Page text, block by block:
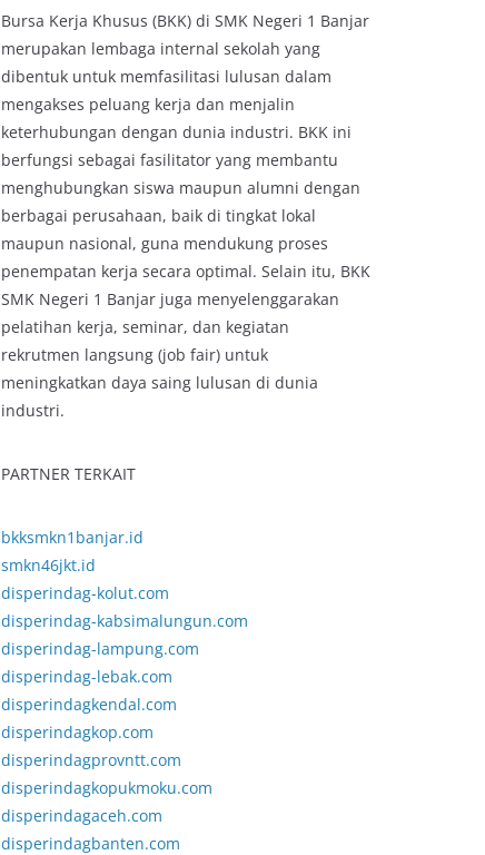
Bursa Kerja Khusus (BKK) di SMK Negeri 1 Banjar
merupakan lembaga internal sekolah yang
dibentuk untuk memfasilitasi lulusan dalam
mengakses peluang kerja dan menjalin
keterhubungan dengan dunia industri. BKK ini
berfungsi sebagai fasilitator yang membantu
menghubungkan siswa maupun alumni dengan
berbagai perusahaan, baik di tingkat lokal
maupun nasional, guna mendukung proses
penempatan kerja secara optimal. Selain itu, BKK
SMK Negeri 1 Banjar juga menyelenggarakan
pelatihan kerja, seminar, dan kegiatan
rekrutmen langsung (job fair) untuk
meningkatkan daya saing lulusan di dunia
industri.
PARTNER TERKAIT
bkksmkn1banjar.id
smkn46jkt.id
disperindag-kolut.com
disperindag-kabsimalungun.com
disperindag-lampung.com
disperindag-lebak.com
disperindagkendal.com
disperindagkop.com
disperindagprovntt.com
disperindagkopukmoku.com
disperindagaceh.com
disperindagbanten.com